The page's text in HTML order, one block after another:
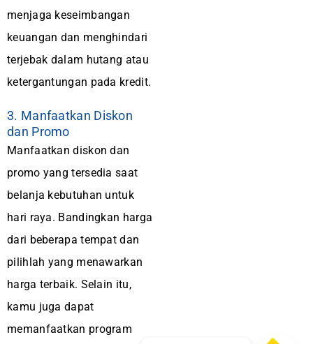
menjaga keseimbangan
keuangan dan menghindari
terjebak dalam hutang atau
ketergantungan pada kredit.
3. Manfaatkan Diskon
dan Promo
Manfaatkan diskon dan
promo yang tersedia saat
belanja kebutuhan untuk
hari raya. Bandingkan harga
dari beberapa tempat dan
pilihlah yang menawarkan
harga terbaik. Selain itu,
kamu juga dapat
memanfaatkan program